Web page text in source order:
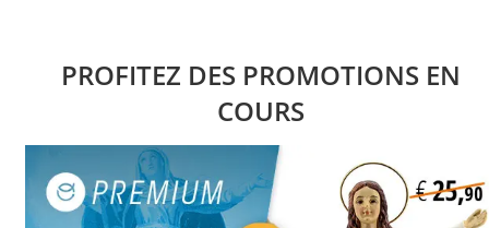
PROFITEZ DES PROMOTIONS EN
COURS